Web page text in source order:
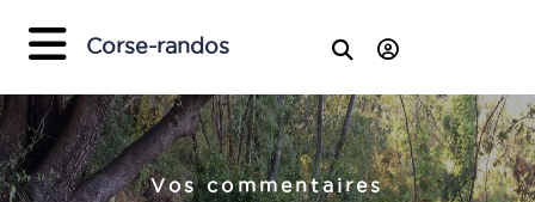
Corse-randos
Vos commentaires